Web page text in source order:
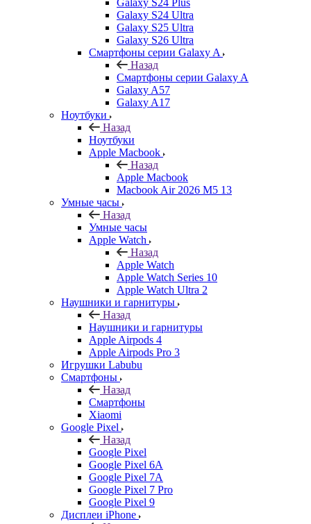
Galaxy S24 Plus
Galaxy S24 Ultra
Galaxy S25 Ultra
Galaxy S26 Ultra
Смартфоны серии Galaxy A
Назад
Смартфоны серии Galaxy A
Galaxy A57
Galaxy A17
Ноутбуки
Назад
Ноутбуки
Apple Macbook
Назад
Apple Macbook
Macbook Air 2026 M5 13
Умные часы
Назад
Умные часы
Apple Watch
Назад
Apple Watch
Apple Watch Series 10
Apple Watch Ultra 2
Наушники и гарнитуры
Назад
Наушники и гарнитуры
Apple Airpods 4
Apple Airpods Pro 3
Игрушки Labubu
Смартфоны
Назад
Смартфоны
Xiaomi
Google Pixel
Назад
Google Pixel
Google Pixel 6A
Google Pixel 7А
Google Pixel 7 Pro
Google Pixel 9
Дисплеи iPhone